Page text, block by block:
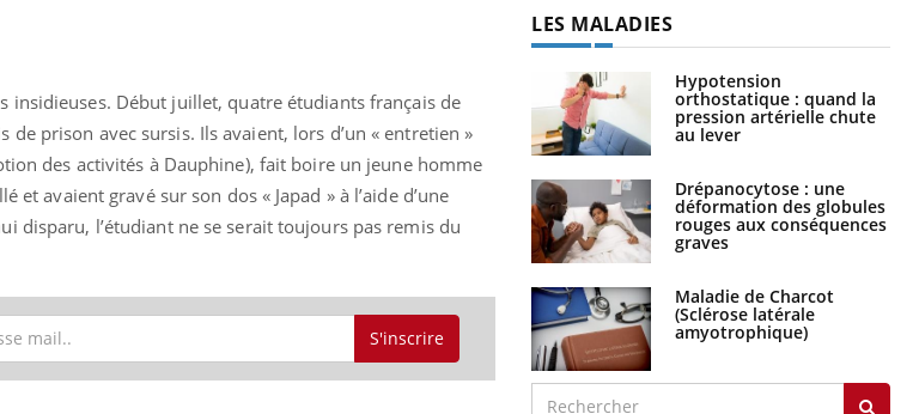
insidieuses. Début juillet, quatre étudiants français de
prison avec sursis. Ils avaient, lors d’un « entretien »
des activités à Dauphine), fait boire un jeune homme
avaient gravé sur son dos « Japad » à l’aide d’une
disparu, l’étudiant ne se serait toujours pas remis du
S'inscrire
LES MALADIES
Hypotension
orthostatique : quand la
pression artérielle chute
au lever
Drépanocytose : une
déformation des globules
rouges aux conséquences
graves
Maladie de Charcot
(Sclérose latérale
amyotrophique)